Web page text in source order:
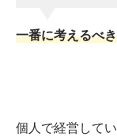
一番に考えるべ
個人で経営して